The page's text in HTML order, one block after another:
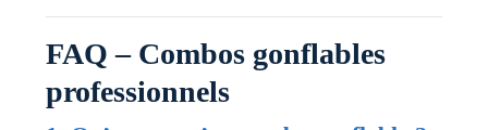
FAQ – Combos gonflables
professionnels